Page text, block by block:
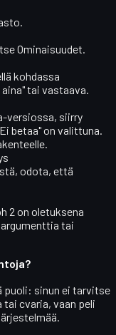
Ominaisuudet.
kohdassa
tai vastaava.
versiossa, siirry
betaa" on valittuna.
odota, että
2 on oletuksena
tai
puoli: sinun ei tarvitse
cvaria, vaan peli